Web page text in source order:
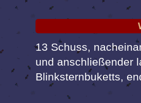
13 Schuss,
und anschließender
Blinksternbuketts,